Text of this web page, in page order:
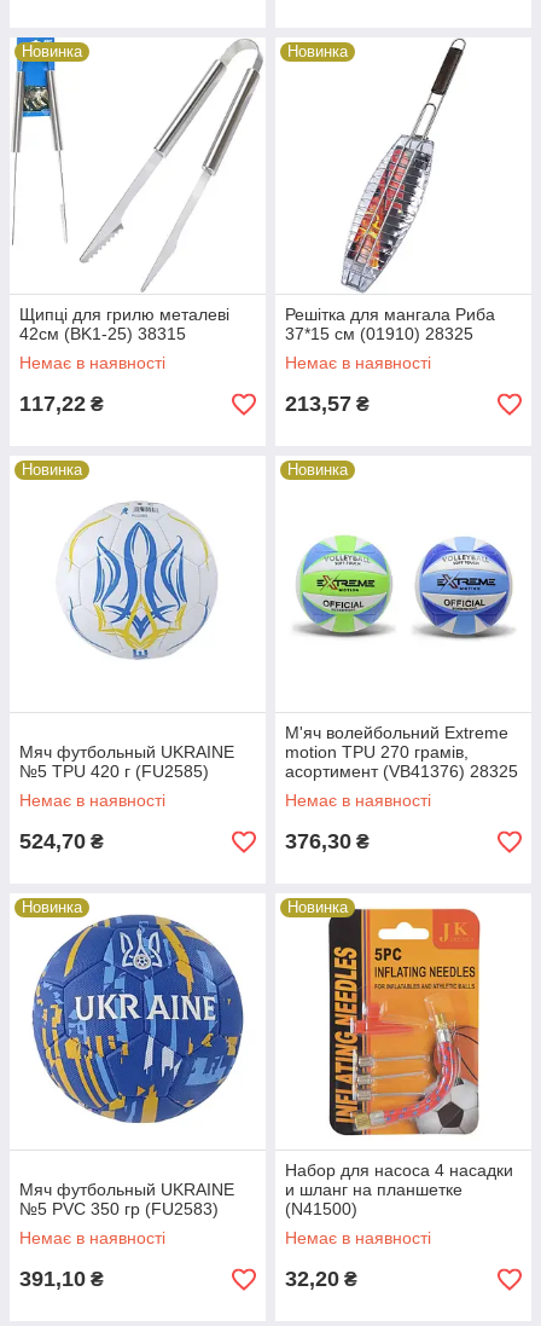
Новинка
Щипці для грилю металеві
42см (BK1-25) 38315
Немає в наявності
117,22 ₴
Новинка
Решітка для мангала Риба
37*15 см (01910) 28325
Немає в наявності
213,57 ₴
Новинка
Мяч футбольный UKRAINE
№5 TPU 420 г (FU2585)
Немає в наявності
524,70 ₴
Новинка
М'яч волейбольний Extreme
motion TPU 270 грамiв,
асортимент (VB41376) 28325
Немає в наявності
376,30 ₴
Новинка
Мяч футбольный UKRAINE
№5 PVC 350 гр (FU2583)
Немає в наявності
391,10 ₴
Новинка
Набор для насоса 4 насадки
и шланг на планшетке
(N41500)
Немає в наявності
32,20 ₴